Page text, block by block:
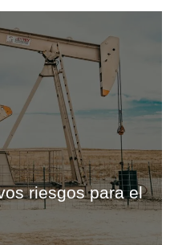
riesgos para el